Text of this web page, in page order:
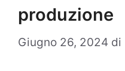
produzione
Giugno 26, 2024 di